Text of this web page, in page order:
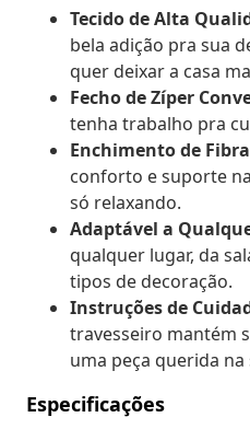
Tecido de Alta
bela adição pra sua
quer deixar a casa
Fecho de Zíper
tenha trabalho pra
Enchimento de
conforto e suporte
só relaxando.
Adaptável a
qualquer lugar, da
tipos de decoração.
Instruções de
travesseiro mantém
uma peça querida na
Especificações